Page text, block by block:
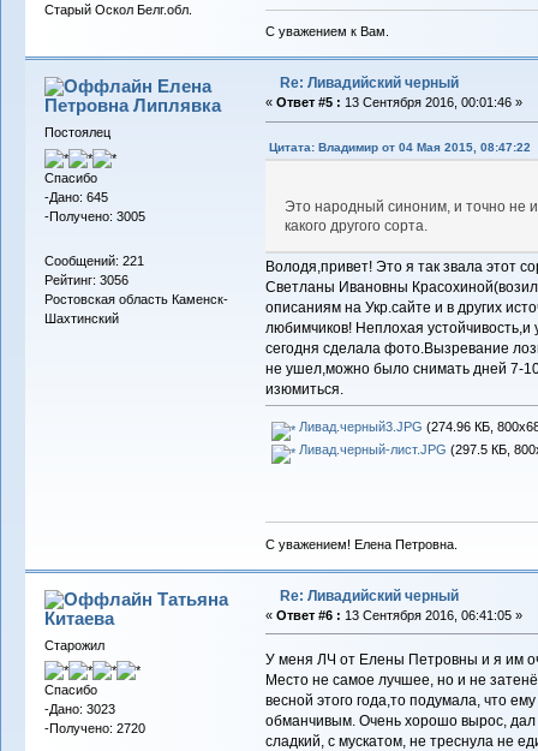
Старый Оскол Белг.обл.
С уважением к Вам.
Елена
Петровна Липлявка
Постоялец
Спасибо
-Дано: 645
-Получено: 3005
Сообщений: 221
Рейтинг: 3056
Ростовская область Каменск-
Шахтинский
Re: Ливадийский черный
« Ответ #5 : 13 Сентября 2016, 00:01:46 »
Цитата: Владимиp от 04 Мая 2015, 08:47:22
Это народный синоним, и точно не
какого другого сорта.
Володя,привет! Это я так звала этот
Светланы Ивановны
описаниям на Укр.сайте и в других
любимчиков! Неплохая
сегодня сделала фото.Вызревание
не ушел,можно было снимать дней 7-
изюмиться.
Ливад.черный3.JPG (274.96 КБ,
Ливад.черный-лист.JPG (297.5 КБ,
С уважением! Елена Петровна.
Татьяна
Китаева
Старожил
Спасибо
-Дано: 3023
-Получено: 2720
Re: Ливадийский черный
« Ответ #6 : 13 Сентября 2016, 06:41:05 »
У меня ЛЧ от Елены Петровны и я им
Место не самое лучшее, но и не
весной этого года,то подумала, что
обманчивым. Очень хорошо вырос,
сладкий, с мускатом, не треснула не